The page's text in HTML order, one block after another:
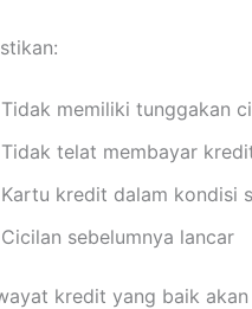
Tidak memiliki tunggakan
Tidak telat membayar
Kartu kredit dalam kondisi
Cicilan sebelumnya lancar
kredit yang baik